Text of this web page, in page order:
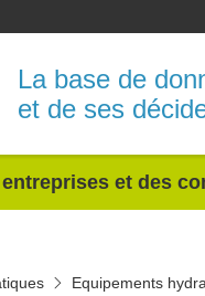
La base de
et de ses
entreprises et des
Equipements